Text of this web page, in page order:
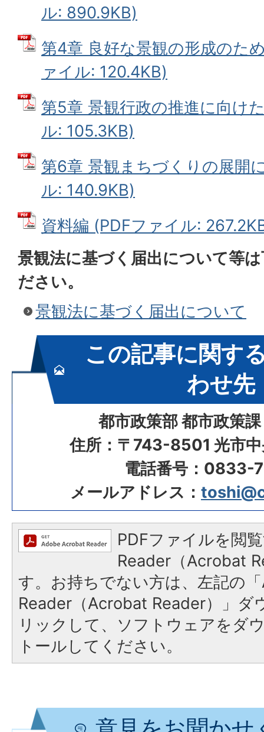
ル: 890.9KB)
第4章 良好な景観の形成のた
ァイル: 120.4KB)
第5章 景観行政の推進に向け
ル: 105.3KB)
第6章 景観まちづくりの展開
ル: 140.9KB)
資料編 (PDFファイル:
景観法に基づく届出について等
ださい。
景観法に基づく届出について
この記事に関す
わせ先
都市政策部 都市政策
住所：〒743-8501 光市中
電話番号：0833-
メールアドレス：
PDFファイルを閲
Reader（Acrobat
す。お持ちでない方は、左記の
Reader（Acrobat Reader）」ダ
リックして、ソフトウェアをダ
トールしてください。